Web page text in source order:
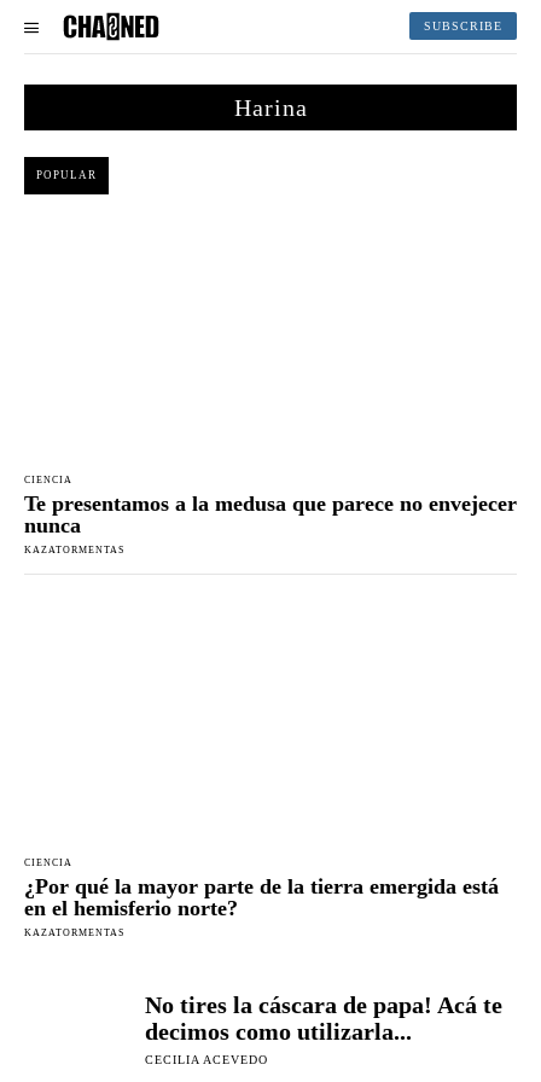
SUBSCRIBE
Harina
POPULAR
CIENCIA
Te presentamos a la medusa que parece no envejecer
nunca
KAZATORMENTAS
CIENCIA
¿Por qué la mayor parte de la tierra emergida está
en el hemisferio norte?
KAZATORMENTAS
No tires la cáscara de papa! Acá te
decimos como utilizarla...
CECILIA ACEVEDO